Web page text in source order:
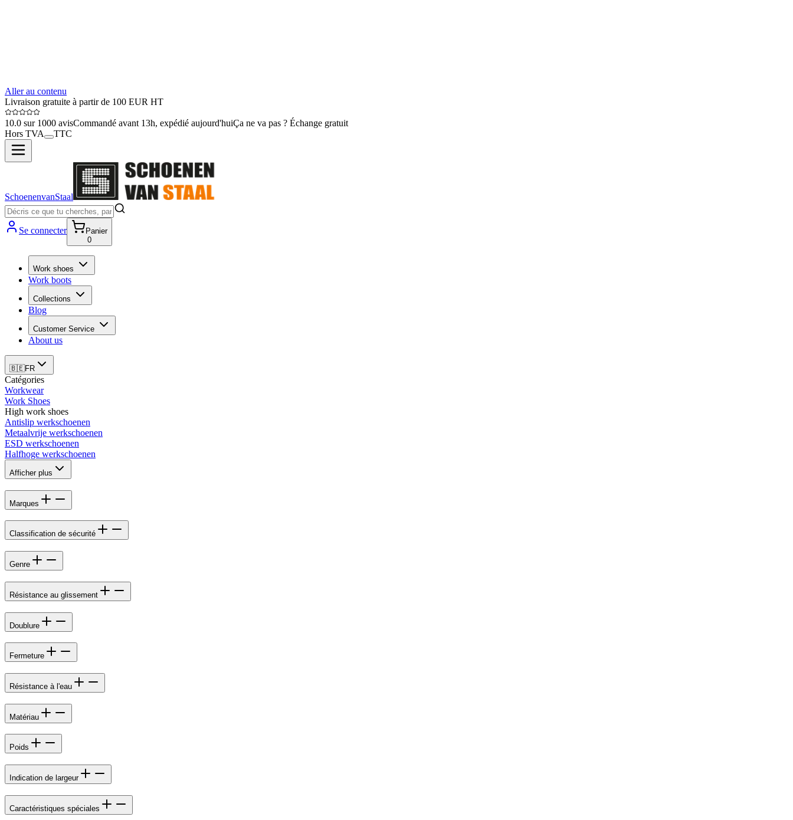
Aller au contenu
Livraison gratuite à partir de 100 EUR HT
10.0 sur 1000 avisCommandé avant 13h, expédié aujourd'huiÇa ne va pas ? Échange gratuit
Hors TVA
TTC
SchoenenvanStaal
Se connecter
Panier
0
Work shoes
Work boots
Collections
Blog
Customer Service
About us
🇧🇪FR
Catégories
Workwear
Work Shoes
High work shoes
Antislip werkschoenen
Metaalvrije werkschoenen
ESD werkschoenen
Halfhoge werkschoenen
Afficher plus
Marques
Classification de sécurité
Genre
Résistance au glissement
Doublure
Fermeture
Résistance à l'eau
Matériau
Poids
Indication de largeur
Caractéristiques spéciales